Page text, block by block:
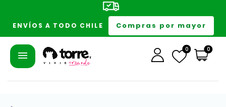
ENVÍOS A TODO CHILE Compras por mayor
0 0